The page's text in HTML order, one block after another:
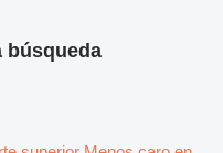
búsqueda